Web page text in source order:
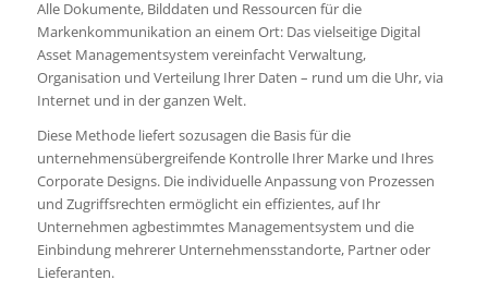
Alle Dokumente, Bilddaten und Ressourcen für die
Markenkommunikation an einem Ort: Das vielseitige Digital
Asset Managementsystem vereinfacht Verwaltung,
Organisation und Verteilung Ihrer Daten – rund um die Uhr, via
Internet und in der ganzen Welt.
Diese Methode liefert sozusagen die Basis für die
unternehmensübergreifende Kontrolle Ihrer Marke und Ihres
Corporate Designs. Die individuelle Anpassung von Prozessen
und Zugriffsrechten ermöglicht ein effizientes, auf Ihr
Unternehmen agbestimmtes Managementsystem und die
Einbindung mehrerer Unternehmensstandorte, Partner oder
Lieferanten.